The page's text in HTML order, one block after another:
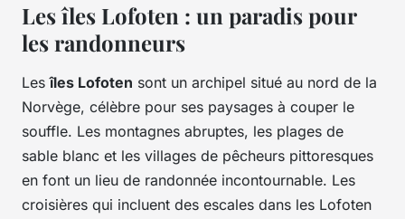
Les îles Lofoten : un paradis pour
les randonneurs
Lesîles Lofoten sont un archipel situé au nord de la
Norvège, célèbre pour ses paysages à couper le
souffle. Les montagnes abruptes, les plages de
sable blanc et les villages de pêcheurs pittoresques
en font un lieu de randonnée incontournable. Les
croisières qui incluent des escales dans les Lofoten